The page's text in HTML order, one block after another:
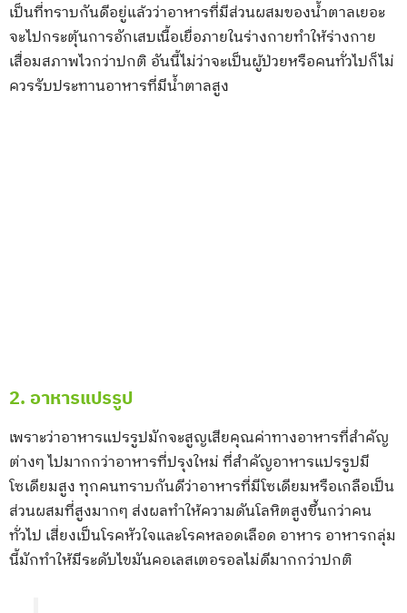
เป็นที่ทราบกันดีอยู่แล้วว่าอาหารที่มีส่วนผสมของน้ำตาลเยอะ
จะไปกระตุ้นการอักเสบเนื้อเยื่อภายในร่างกายทำให้ร่างกาย
เสื่อมสภาพไวกว่าปกติ อันนี้ไม่ว่าจะเป็นผู้ป่วยหรือคนทั่วไปก็ไม่
ควรรับประทานอาหารที่มีน้ำตาลสูง
2. อาหารแปรรูป
เพราะว่าอาหารแปรรูปมักจะสูญเสียคุณค่าทางอาหารที่สำคัญ
ต่างๆ ไปมากกว่าอาหารที่ปรุงใหม่ ที่สำคัญอาหารแปรรูปมี
โซเดียมสูง ทุกคนทราบกันดีว่าอาหารที่มีโซเดียมหรือเกลือเป็น
ส่วนผสมที่สูงมากๆ ส่งผลทำให้ความดันโลหิตสูงขึ้นกว่าคน
ทั่วไป เสี่ยงเป็นโรคหัวใจและโรคหลอดเลือด อาหาร อาหารกลุ่ม
นี้มักทำให้มีระดับไขมันคอเลสเตอรอลไม่ดีมากกว่าปกติ